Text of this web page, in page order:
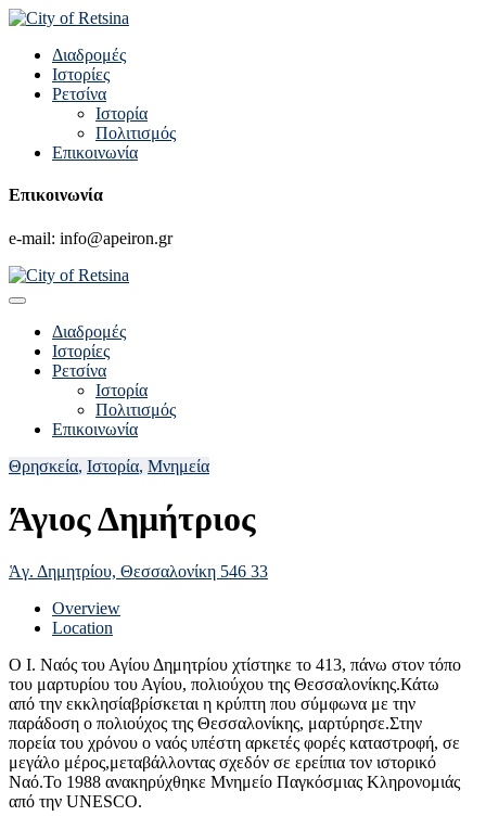
Διαδρομές
Ιστορίες
Ρετσίνα
Ιστορία
Πολιτισμός
Επικοινωνία
Επικοινωνία
e-mail: info@apeiron.gr
Διαδρομές
Ιστορίες
Ρετσίνα
Ιστορία
Πολιτισμός
Επικοινωνία
Θρησκεία, Ιστορία, Μνημεία
Άγιος Δημήτριος
Ἁγ. Δημητρίου, Θεσσαλονίκη 546 33
Overview
Location
Ο Ι. Ναός του Αγίου Δημητρίου χτίστηκε το 413, πάνω στον τόπο
του μαρτυρίου του Αγίου, πολιούχου της Θεσσαλονίκης.Κάτω
από την εκκλησίαβρίσκεται η κρύπτη που σύμφωνα με την
παράδοση ο πολιούχος της Θεσσαλονίκης, μαρτύρησε.Στην
πορεία του χρόνου ο ναός υπέστη αρκετές φορές καταστροφή, σε
μεγάλο μέρος,μεταβάλλοντας σχεδόν σε ερείπια τον ιστορικό
Ναό.Το 1988 ανακηρύχθηκε Μνημείο Παγκόσμιας Κληρονομιάς
από την UNESCO.